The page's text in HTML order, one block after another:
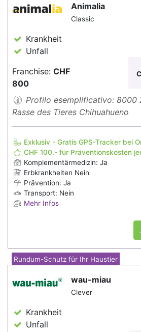
Animalia
Classic
Krankheit
Unfall
Franchise: CHF
800
Profilo esemplificativo: 8000
Rasse des Tieres Chihuahueno
Exklusiv - Gratis GPS-Tracker bei
CHF 100.- für Präventionskosten
Komplementärmedizin: Ja
Erbkrankheiten Nein
Prävention: Ja
Transport: Nein
Mehr Infos
Rundum-Schutz für Ihr Haustier
wau-miau
Clever
Krankheit
Unfall